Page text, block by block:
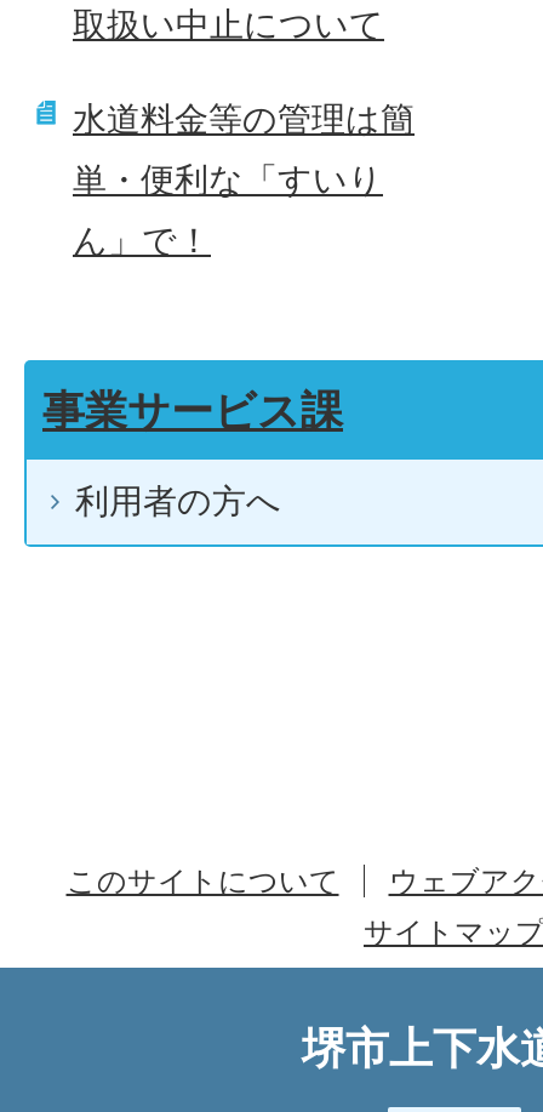
取扱い中止について
水道料金等の管理は簡
単・便利な「すいり
ん」で！
事業サービス課
利用者の方へ
このサイトについて
ウェブア
サイトマッ
堺市上下水